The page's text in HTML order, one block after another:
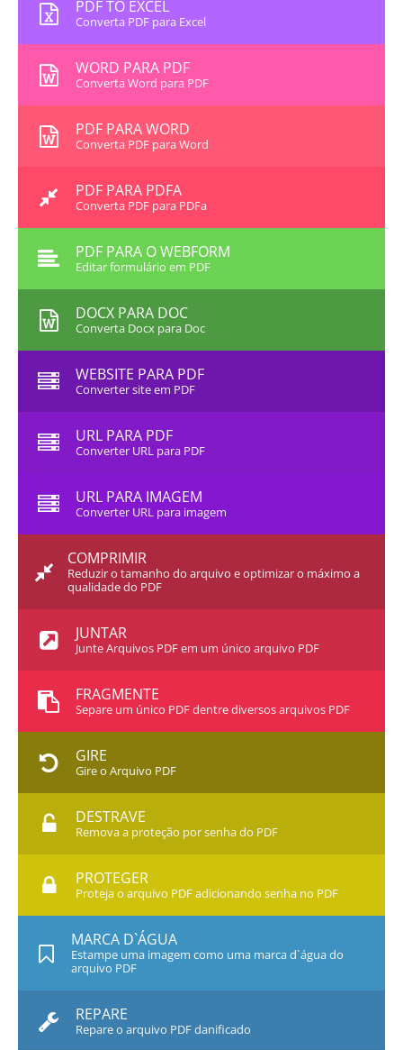
PDF TO EXCEL
Converta PDF para Excel
WORD PARA PDF
Converta Word para PDF
PDF PARA WORD
Converta PDF para Word
PDF PARA PDFA
Converta PDF para PDFa
PDF PARA O WEBFORM
Editar formulário em PDF
DOCX PARA DOC
Converta Docx para Doc
WEBSITE PARA PDF
Converter site em PDF
URL PARA PDF
Converter URL para PDF
URL PARA IMAGEM
Converter URL para imagem
COMPRIMIR
Reduzir o tamanho do arquivo e optimizar o máximo a
qualidade do PDF
JUNTAR
Junte Arquivos PDF em um único arquivo PDF
FRAGMENTE
Separe um único PDF dentre diversos arquivos PDF
GIRE
Gire o Arquivo PDF
DESTRAVE
Remova a proteção por senha do PDF
PROTEGER
Proteja o arquivo PDF adicionando senha no PDF
MARCA D`ÁGUA
Estampe uma imagem como uma marca d`água do
arquivo PDF
REPARE
Repare o arquivo PDF danificado